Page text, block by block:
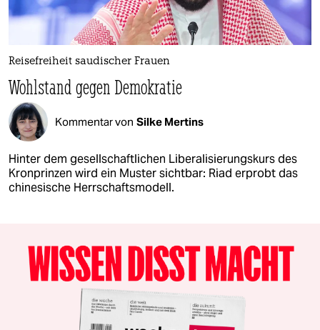
Reisefreiheit saudischer Frauen
Wohlstand gegen Demokratie
Kommentar von Silke Mertins
Hinter dem gesellschaftlichen Liberalisierungskurs des
Kronprinzen wird ein Muster sichtbar: Riad erprobt das
chinesische Herrschaftsmodell.